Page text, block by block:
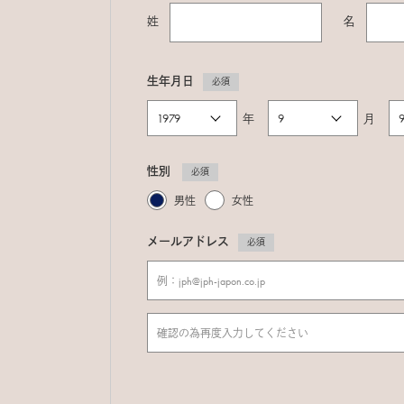
姓 名
生年月日 必須
年 月
性別 必須
男性 女性
メールアドレス 必須